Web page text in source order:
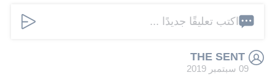
اكتب تعليقًا جديدًا ...
THE SENT
09 سبتمبر 2019